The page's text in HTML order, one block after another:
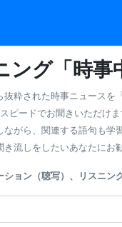
ング「時事
粋された時事ニュースを
ピードでお聞きいただけま
ながら、関連する語句も学
流しをしたいあなたにお
ション（聴写）、リスニン